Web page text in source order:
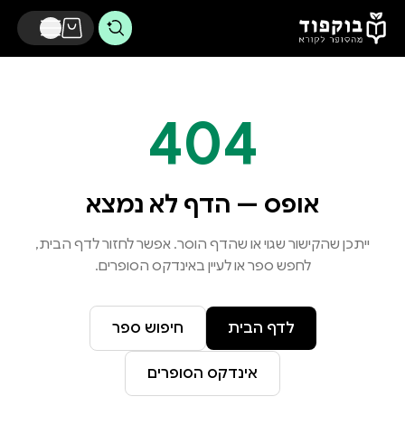
דלג לתוכן הראשי
404
אופס — הדף לא נמצא
ייתכן שהקישור שגוי או שהדף הוסר. אפשר לחזור לדף הבית,
לחפש ספר או לעיין באינדקס הסופרים.
לדף הבית חיפוש ספר
אינדקס הסופרים